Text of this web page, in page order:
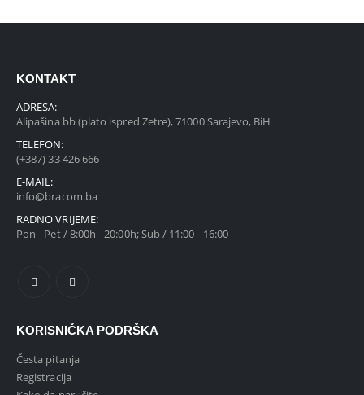
KONTAKT
ADRESA:
Alipašina bb (plato ispred Zetre), 71000 Sarajevo, BiH
TELEFON:
(+387) 33 426 666
E-MAIL:
info@bracom.ba
RADNO VRIJEME:
Pon - Pet / 8:00h - 20:00h; Sub / 11:00 - 16:00
KORISNIČKA PODRŠKA
Česta pitanja
Registracija